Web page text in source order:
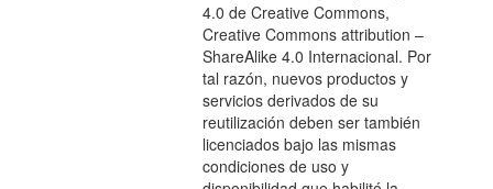
4.0 de Creative Commons,
Creative Commons attribution –
ShareAlike 4.0 Internacional. Por
tal razón, nuevos productos y
servicios derivados de su
reutilización deben ser también
licenciados bajo las mismas
condiciones de uso y